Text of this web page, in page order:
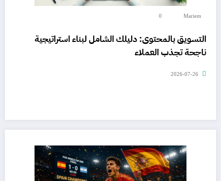
Mariem
0
التسويق بالمحتوى: دليلك الشامل لبناء استراتيجية
ناجحة تجذب العملاء
2026-07-26